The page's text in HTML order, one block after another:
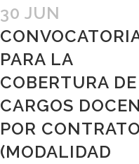
30 JUN
PARA LA
COBERTURA DE
CARGOS
POR CONTRATO
(MODALIDAD